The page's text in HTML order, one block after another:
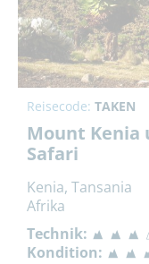
Reisecode: TAKEN
Mount Kenia
Safari
Kenia, Tansania
Afrika
Technik:
Kondition: